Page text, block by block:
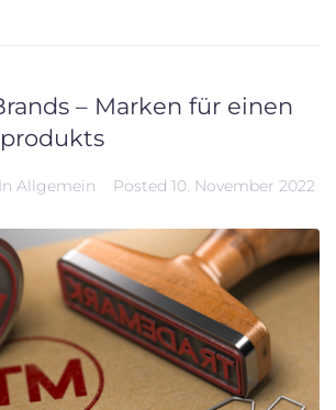
– Marken für einen
In Allgemein Posted 10. November 2022